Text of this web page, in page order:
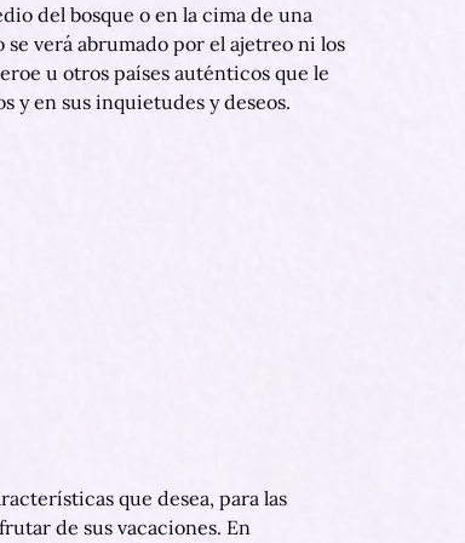
del bosque o en la cima de una
verá abrumado por el ajetreo ni los
u otros países auténticos que le
y en sus inquietudes y deseos.
que desea, para las
de sus vacaciones. En